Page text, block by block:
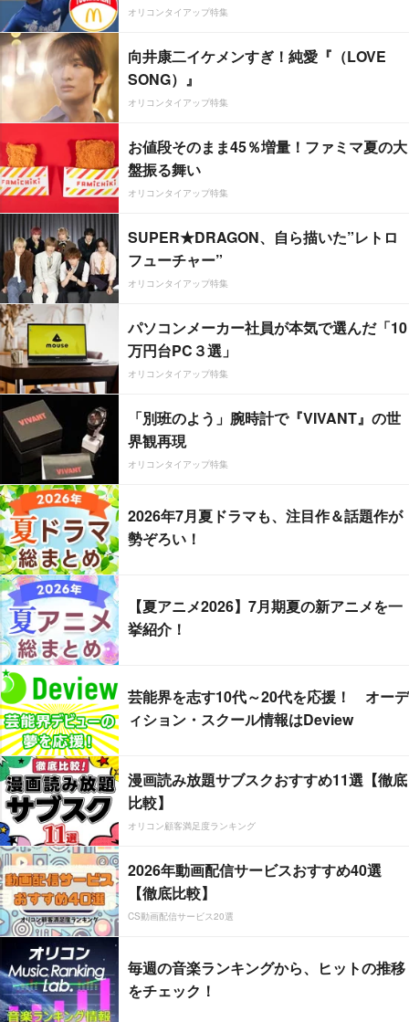
オリコンタイアップ特集
向井康二イケメンすぎ！純愛『（LOVE
SONG）』
オリコンタイアップ特集
お値段そのまま45％増量！ファミマ夏の大
盤振る舞い
オリコンタイアップ特集
SUPER★DRAGON、自ら描いた”レトロ
フューチャー”
オリコンタイアップ特集
パソコンメーカー社員が本気で選んだ「10
万円台PC３選」
オリコンタイアップ特集
「別班のよう」腕時計で『VIVANT』の世
界観再現
オリコンタイアップ特集
2026年7月夏ドラマも、注目作＆話題作が
勢ぞろい！
【夏アニメ2026】7月期夏の新アニメを一
挙紹介！
芸能界を志す10代～20代を応援！ オーデ
ィション・スクール情報はDeview
漫画読み放題サブスクおすすめ11選【徹底
比較】
オリコン顧客満足度ランキング
2026年動画配信サービスおすすめ40選
【徹底比較】
CS動画配信サービス20選
毎週の音楽ランキングから、ヒットの推移
をチェック！